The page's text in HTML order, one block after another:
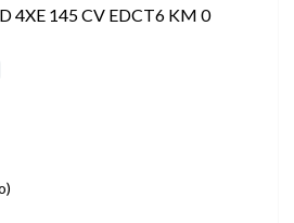
4XE 145 CV EDCT6 KM 0